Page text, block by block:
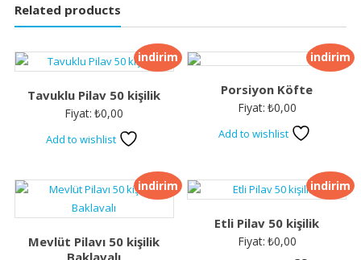
Related products
indirim
Tavuklu Pilav 50 kişilik
Fiyat: ₺0,00
Add to wishlist
indirim
Porsiyon Köfte
Fiyat: ₺0,00
Add to wishlist
indirim
Mevlüt Pilavı 50 kişilik
indirim
Etli Pilav 50 kişilik
Fiyat: ₺0,00